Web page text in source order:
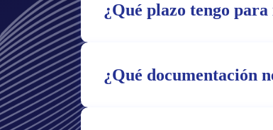
¿Qué plazo tengo
¿Qué documentación